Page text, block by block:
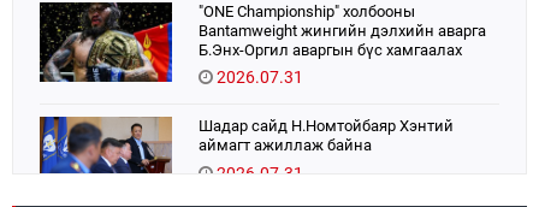
"ONE Championship" холбооны
Bantamweight жингийн дэлхийн аварга
Б.Энх-Оргил аваргын бүс хамгаалах
тулаанаа өнөөдөр хийнэ.
2026.07.31
Шадар сайд Н.Номтойбаяр Хэнтий
аймагт ажиллаж байна
2026.07.31